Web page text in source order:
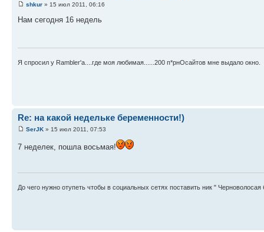
shkur » 15 июл 2011, 06:16
Нам сегодня 16 недель
Я спросил у Rambler'а....где моя любимая......200 п*рнОсайтов мне выдало окно.
Re: на какой недельке беременности!)
SerJK » 15 июл 2011, 07:53
7 неделек, пошла восьмая!
До чего нужно отупеть чтобы в социальных сетях поставить ник " Черноволосая